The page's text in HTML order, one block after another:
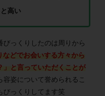
高い
びっくりしたのは周りから
などでお会いする方々から
」と言っていただくことが
容姿について誉められるこ
びっくりしてます笑